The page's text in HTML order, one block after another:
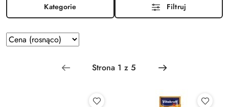
Kategorie Filtruj
Zastosowano
sortowanie:
Sortuj
według